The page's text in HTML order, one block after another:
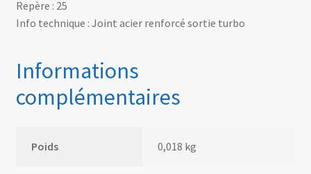
Repère : 25
Info technique : Joint acier renforcé sortie turbo
Informations
complémentaires
Poids 0,018 kg